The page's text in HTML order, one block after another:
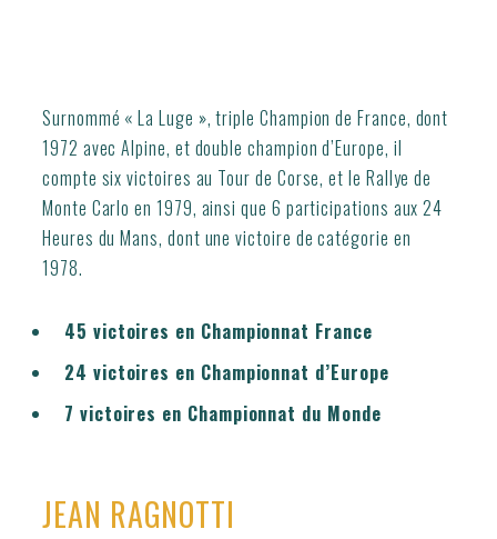
Surnommé « La Luge », triple Champion de France, dont
1972 avec Alpine, et double champion d’Europe, il
compte six victoires au Tour de Corse, et le Rallye de
Monte Carlo en 1979, ainsi que 6 participations aux 24
Heures du Mans, dont une victoire de catégorie en
1978.
45 victoires en Championnat France
24 victoires en Championnat d’Europe
7 victoires en Championnat du Monde
JEAN RAGNOTTI